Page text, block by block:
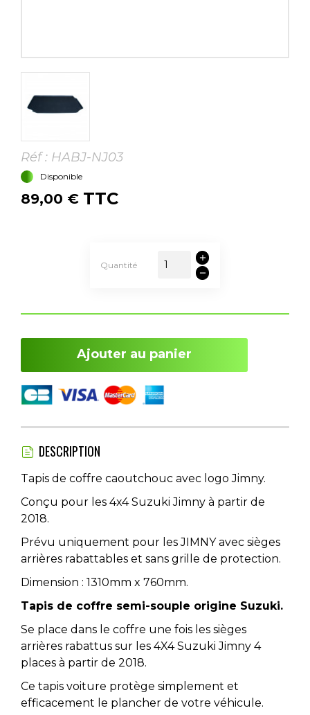
Réf : HABJ-NJ03
Disponible
89,00 € TTC
Quantité
Ajouter au panier
DESCRIPTION
Tapis de coffre caoutchouc avec logo Jimny.
Conçu pour les 4x4 Suzuki Jimny à partir de
2018.
Prévu uniquement pour les JIMNY avec sièges
arrières rabattables et sans grille de protection.
Dimension : 1310mm x 760mm.
Tapis de coffre semi-souple origine Suzuki.
Se place dans le coffre une fois les sièges
arrières rabattus sur les 4X4 Suzuki Jimny 4
places à partir de 2018.
Ce tapis voiture protège simplement et
efficacement le plancher de votre véhicule.